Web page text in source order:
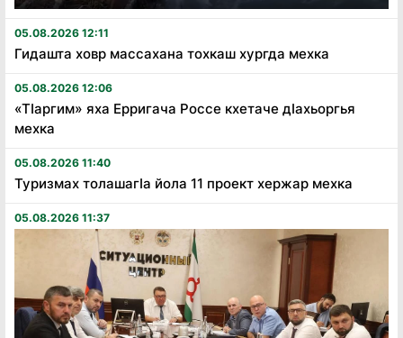
05.08.2026 12:11
Гидашта ховр массахана тохкаш хургда мехка
05.08.2026 12:06
«Тӏаргим» яха Ерригача Россе кхетаче дӏахьоргья
мехка
05.08.2026 11:40
Туризмах толашагӏа йола 11 проект хержар мехка
05.08.2026 11:37